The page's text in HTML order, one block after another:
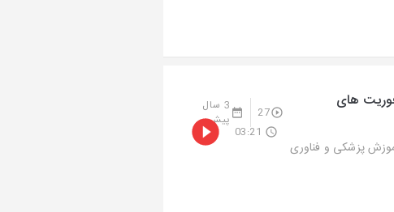
های
27
3 سال
پیش
پزشکی و فناوری
03:21